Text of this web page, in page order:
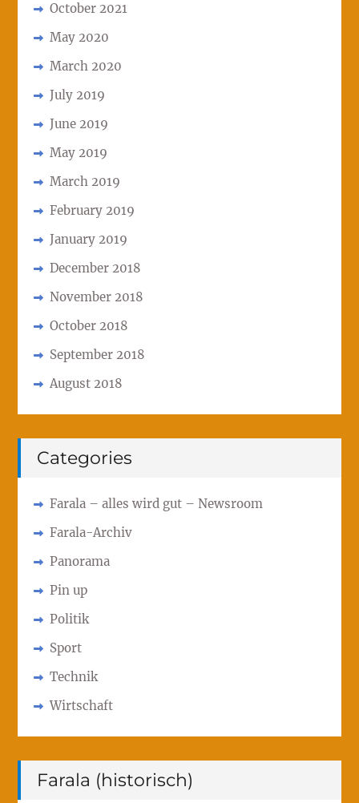
October 2021
May 2020
March 2020
July 2019
June 2019
May 2019
March 2019
February 2019
January 2019
December 2018
November 2018
October 2018
September 2018
August 2018
Categories
Farala – alles wird gut – Newsroom
Farala-Archiv
Panorama
Pin up
Politik
Sport
Technik
Wirtschaft
Farala (historisch)